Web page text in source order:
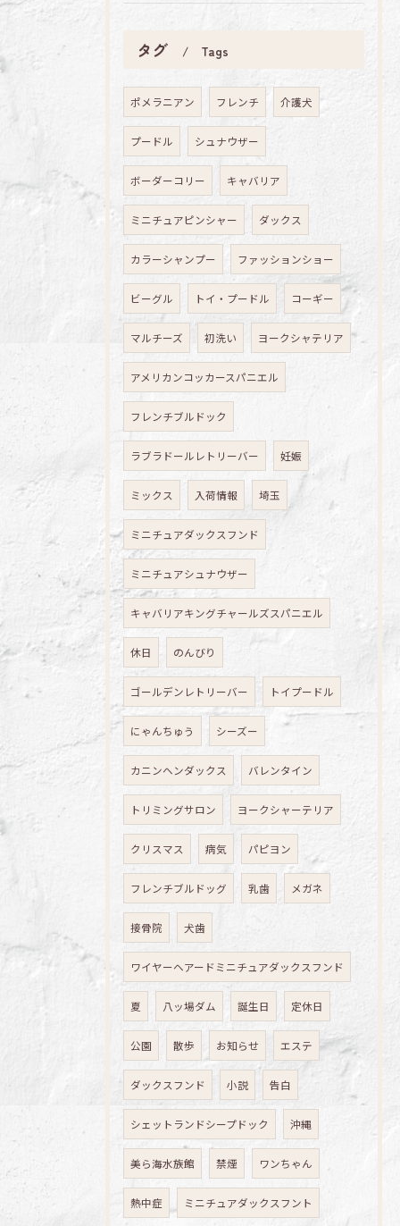
タグ Tags
ポメラニアン フレンチ 介護犬
プードル シュナウザー
ボーダーコリー キャバリア
ミニチュアピンシャー ダックス
カラーシャンプー ファッションショー
ビーグル トイ・プードル コーギー
マルチーズ 初洗い ヨークシャテリア
アメリカンコッカースパニエル
フレンチブルドック
ラブラドールレトリーバー 妊娠
ミックス 入荷情報 埼玉
ミニチュアダックスフンド
ミニチュアシュナウザー
キャバリアキングチャールズスパニエル
休日 のんびり
ゴールデンレトリーバー トイプードル
にゃんちゅう シーズー
カニンヘンダックス バレンタイン
トリミングサロン ヨークシャーテリア
クリスマス 病気 パピヨン
フレンチブルドッグ 乳歯 メガネ
接骨院 犬歯
ワイヤーヘアードミニチュアダックスフンド
夏 八ッ場ダム 誕生日 定休日
公園 散歩 お知らせ エステ
ダックスフンド 小説 告白
シェットランドシープドック 沖縄
美ら海水族館 禁煙 ワンちゃん
熱中症 ミニチュアダックスフント